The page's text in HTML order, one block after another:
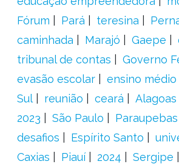
Fórum
Pará teresina
caminhada
Marajó Gaepe
tribunal de contas
Governo
evasão escolar
ensino médio
Sul
reunião ceará Alagoas
2023
São Paulo Paraupebas
desafios
Espírito Santo
Caxias
Piauí 2024
Sergipe